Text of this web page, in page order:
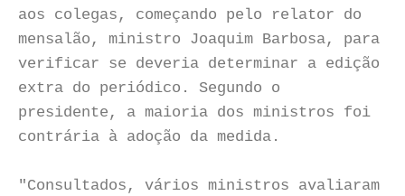
aos colegas, começando pelo relator do
mensalão, ministro Joaquim Barbosa, para
verificar se deveria determinar a edição
extra do periódico. Segundo o
presidente, a maioria dos ministros foi
contrária à adoção da medida.
"Consultados, vários ministros avaliaram